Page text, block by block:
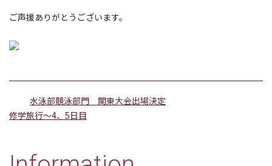
ご声援ありがとうございます。
水泳部競泳部門 関東大会出場決定
修学旅行〜4、5日目